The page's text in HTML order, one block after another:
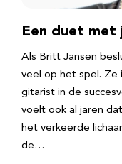
Een duet met
Als Britt Jansen
veel op het spel. Ze
gitarist in de
voelt ook al jaren
het verkeerde
de…